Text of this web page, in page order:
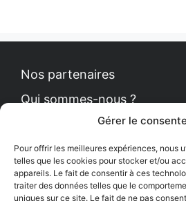
Gérer le
Pour offrir les meilleures expériences, nous
telles que les cookies pour stocker et/ou
appareils. Le fait de consentir à ces
traiter des données telles que le
uniques sur ce site. Le fait de ne pas
Nos partenaires
Qui sommes-nous ?
Politique de cookies